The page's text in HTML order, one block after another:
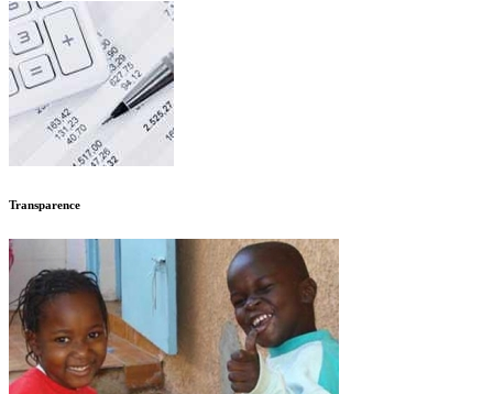
Transparence